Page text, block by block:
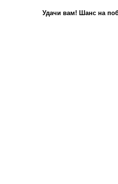
Удачи вам! Шанс на